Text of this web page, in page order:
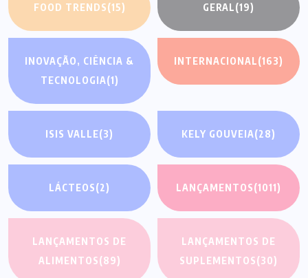
FOOD TRENDS(15) GERAL(19)
INOVAÇÃO, CIÊNCIA &
TECNOLOGIA(1)
INTERNACIONAL(163)
ISIS VALLE(3) KELY GOUVEIA(28)
LÁCTEOS(2) LANÇAMENTOS(1011)
LANÇAMENTOS DE
ALIMENTOS(89)
LANÇAMENTOS DE
SUPLEMENTOS(30)